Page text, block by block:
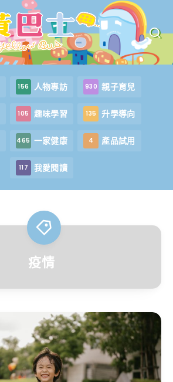
156 人物專訪 930 親子育兒
105 趣味學習 135 升學導向
465 一家健康 4 產品試用
117 我愛閱讀
疫情